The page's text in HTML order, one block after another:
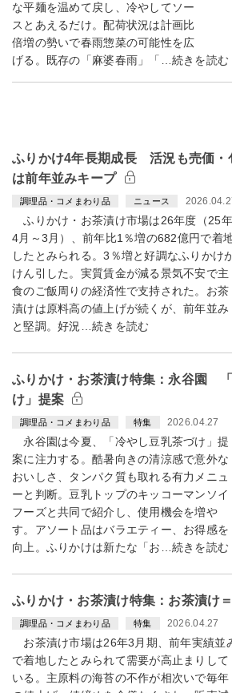
な平麺を温めて戻し、冷やしてソー
スとあえるだけ。配荷状況は計画比
倍増の勢いで春雨惣菜の可能性を広
げる。既存の「麻婆春雨」「…続きを読む
ふりかけ4年長期成長 活況も売価
は前年並みキープ
調理品・コメまわり品 ニュース
ふりかけ・お茶漬け市場は26年度（25年
4月～3月）、前年比1％増の682億円で着
したとみられる。3％増と好調なふりかけ
けん引した。実質賃金が減る景気不安で主
食のご飯周りの経済性で支持された。お茶
漬けは原料高の値上げが続くが、前年並み
と堅調。好況…続きを読む
ふりかけ・お茶漬け特集：永谷園
け」提案
調理品・コメまわり品 特集 2026.04.27
永谷園は今夏、「冷やし豆乳茶づけ」提
案に注力する。酷暑向きの清涼感で意外な
おいしさ、タンパク質も取れる有力メニュ
ーと判断。豆乳トップのキッコーマンソイ
フーズと共同で紹介し、使用機会を増や
す。アソート品はバラエティー、お得感を
向上。ふりかけは新たな「お…続きを読む
ふりかけ・お茶漬け特集：お茶漬け
調理品・コメまわり品 特集 2026.04.27
お茶漬け市場は26年3月期、前年実績並
で着地したとみられて需要が高止まりして
いる。主原料の海苔の不作が相次いで毎年